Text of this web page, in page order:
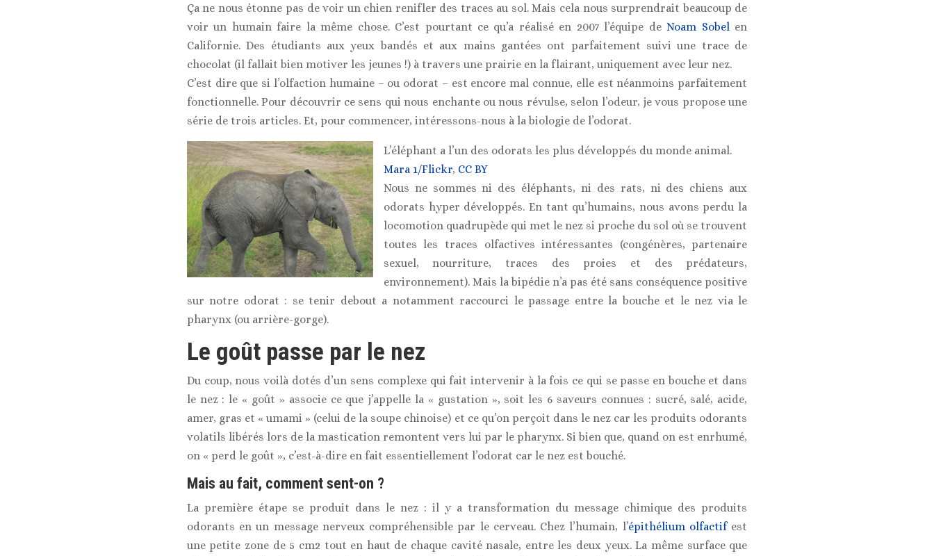
Ça ne nous étonne pas de voir un chien renifler des traces au sol. Mais cela nous surprendrait beaucoup de
voir un humain faire la même chose. C’est pourtant ce qu’a réalisé en 2007 l’équipe deNoam Sobelen
Californie. Des étudiants aux yeux bandés et aux mains gantées ont parfaitement suivi une trace de
chocolat (il fallait bien motiver les jeunes !) à travers une prairie en la flairant, uniquement avec leur nez.
C’est dire que si l’olfaction humaine – ou odorat – est encore mal connue, elle est néanmoins parfaitement
fonctionnelle. Pour découvrir ce sens qui nous enchante ou nous révulse, selon l’odeur, je vous propose une
série de trois articles. Et, pour commencer, intéressons-nous à la biologie de l’odorat.
L’éléphant a l’un des odorats les plus développés du monde animal.
Mara 1/Flickr, CC BY
Nous ne sommes ni des éléphants, ni des rats, ni des chiens aux
odorats hyper développés. En tant qu’humains, nous avons perdu la
locomotion quadrupède qui met le nez si proche du sol où se trouvent
toutes les traces olfactives intéressantes (congénères, partenaire
sexuel, nourriture, traces des proies et des prédateurs,
environnement). Mais la bipédie n’a pas été sans conséquence positive
sur notre odorat : se tenir debout a notamment raccourci le passage entre la bouche et le nez via le
pharynx (ou arrière-gorge).
Le goût passe par le nez
Du coup, nous voilà dotés d’un sens complexe qui fait intervenir à la fois ce qui se passe en bouche et dans
le nez : le « goût » associe ce que j’appelle la « gustation », soit les 6 saveurs connues : sucré, salé, acide,
amer, gras et « umami » (celui de la soupe chinoise) et ce qu’on perçoit dans le nez car les produits odorants
volatils libérés lors de la mastication remontent vers lui par le pharynx. Si bien que, quand on est enrhumé,
on « perd le goût », c’est-à-dire en fait essentiellement l’odorat car le nez est bouché.
Mais au fait, comment sent-on ?
La première étape se produit dans le nez : il y a transformation du message chimique des produits
odorants en un message nerveux compréhensible par le cerveau. Chez l’humain, l’épithélium olfactifest
une petite zone de 5 cm2 tout en haut de chaque cavité nasale, entre les deux yeux. La même surface que